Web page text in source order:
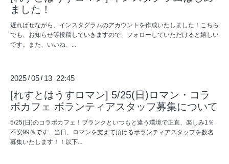
ました！
遅ればせながら、インスタグラムのアカウントを作成いたしました！こちら
でも、お知らせ等投稿していきますので、フォローしていただけると嬉しい
です。また、いいね、...
2025 /05 / 13 22:45
[れすとはうすロマン] 5/25(日)ロマン・コラ
ボカフェ ボランティアスタッフ募集について
5/25(日)のコラボカフェ！ブランクといつもと違う環境で正直、楽しみ1％
不安99％です... 当日、ロマンを支えて頂けるボランティアスタッフを数名
募集いたします！！以下...